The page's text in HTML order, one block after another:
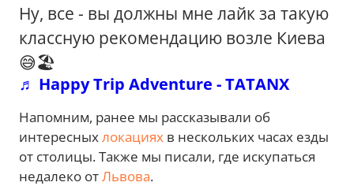
Ну, все - вы должны мне лайк за такую
классную рекомендацию возле Киева
😅🏖️
♬ Happy Trip Adventure - TATANX
Напомним, ранее мы рассказывали об
интересныхлокациях в нескольких часах езды
от столицы. Также мы писали, где искупаться
недалеко отЛьвова.